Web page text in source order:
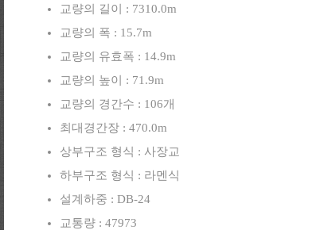
교량의 길이 : 7310.0m
교량의 폭 : 15.7m
교량의 유효폭 : 14.9m
교량의 높이 : 71.9m
교량의 경간수 : 106개
최대경간장 : 470.0m
상부구조 형식 : 사장교
하부구조 형식 : 라멘식
설계하중 : DB-24
교통량 : 47973